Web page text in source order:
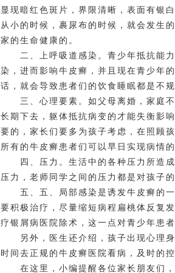
显现暗红色斑片，界限清晰，表面有银
从小的时候，裹尿布的时候，就会发生
家的生命健康的。
二、上呼吸道感染。青少年抵抗能力
染，进而影响牛皮癣，并且现在青少年
话，就会导致患者们的饮食睡眠都是不
三、心理要素。如父母离婚，家庭不
长期下去，躯体抵抗病变的才能失衡影
要的，家长们要多为孩子考虑，在照顾
所有的牛皮癣患者们可以早日实现病情的
四、压力。生活中的各种压力所造成
压力，老师同学之间的压力都是对孩子
五、五、局部感染是诱发牛皮癣的一
要积极治疗，尽量缩短病程扁桃体反复
疗银屑病医院 除术，这一点对青少年患
另外，医生还介绍，孩子出现心理身
时间去正规的牛皮癣医院看病，及时的
在这里，小编提醒各位家长朋友们，